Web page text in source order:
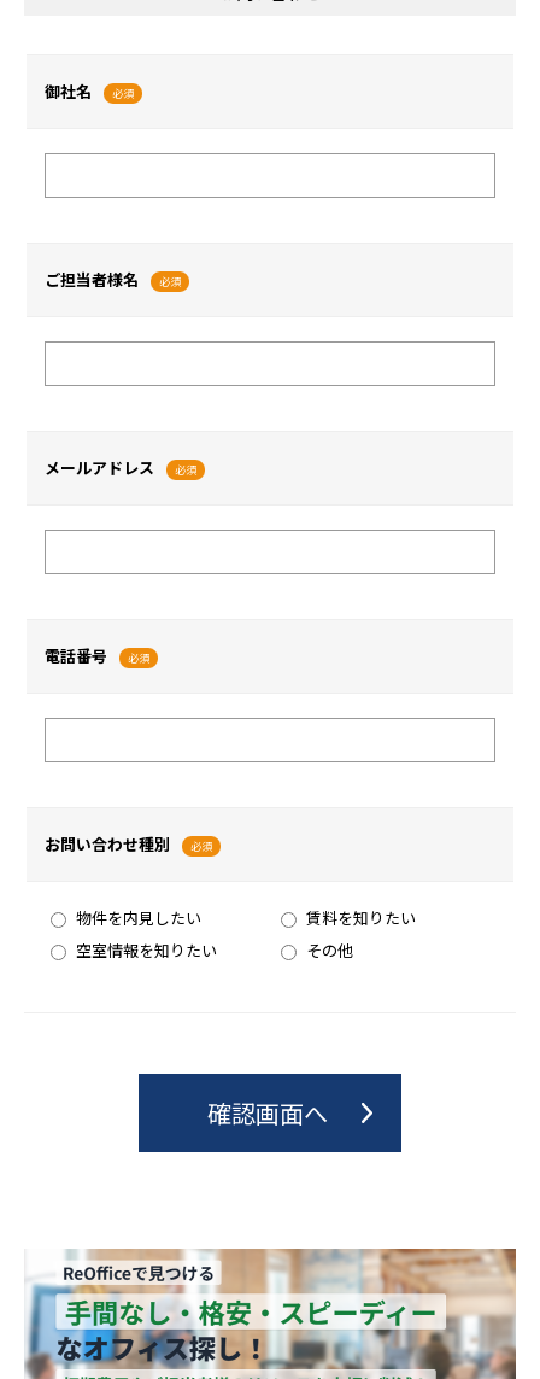
御社名 必須
ご担当者様名 必須
メールアドレス 必須
電話番号 必須
お問い合わせ種別 必須
物件を内見したい
賃料を知りたい
空室情報を知りたい
その他